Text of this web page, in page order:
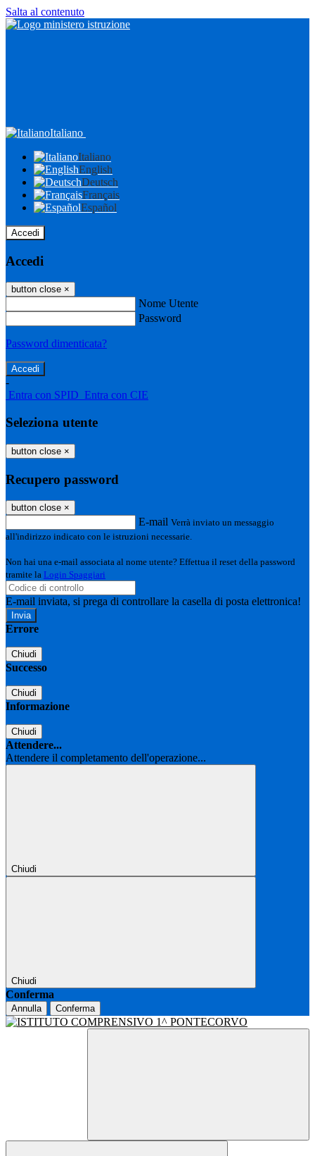
Salta al contenuto
Italiano
Italiano
English
Deutsch
Français
Español
Accedi
Accedi
button close ×
Nome Utente
Password
Password dimenticata?
-
Entra con SPID Entra con CIE
Seleziona utente
button close ×
Recupero password
button close ×
E-mail Verrà inviato un messaggio
all'indirizzo indicato con le istruzioni necessarie.
Non hai una e-mail associata al nome utente? Effettua il reset della password
tramite la Login Spaggiari
E-mail inviata, si prega di controllare la casella di posta elettronica!
Errore
Chiudi
Successo
Chiudi
Informazione
Chiudi
Attendere...
Attendere il completamento dell'operazione...
Chiudi
Chiudi
Conferma
Annulla Conferma